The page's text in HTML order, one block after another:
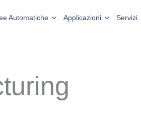
Automatiche Applicazioni Servizi